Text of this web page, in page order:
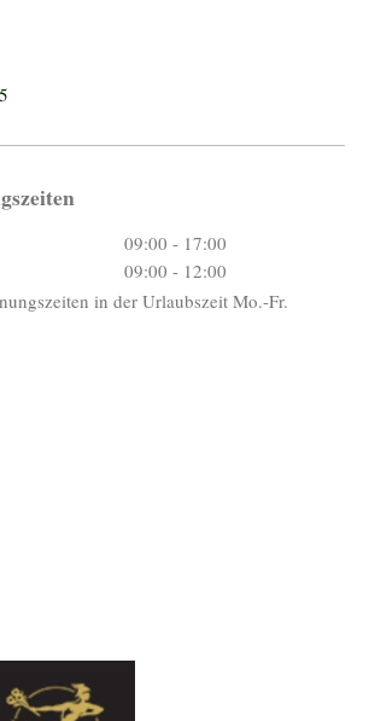
09:00 - 17:00
09:00 - 12:00
in der Urlaubszeit Mo.-Fr.